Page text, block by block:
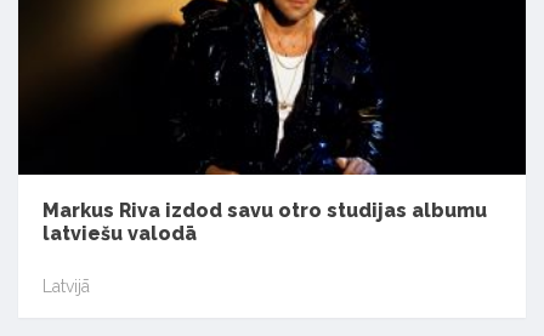
Markus Riva izdod savu otro studijas albumu
latviešu valodā
Latvijā